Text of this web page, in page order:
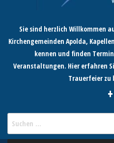
Sie sind herzlich Willkommen
Kirchengemeinden Apolda,
kennen und finden
Veranstaltungen. Hier erfahren
Trauerfeier zu
+